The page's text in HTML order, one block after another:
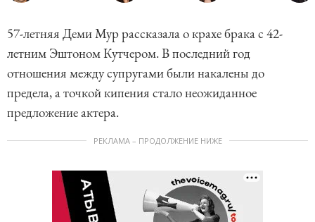
57-летняя Деми Мур рассказала о крахе брака с 42-
летним Эштоном Кутчером. В последний год
отношения между супругами были накалены до
предела, а точкой кипения стало неожиданное
предложение актера.
РЕКЛАМА – ПРОДОЛЖЕНИЕ НИЖЕ